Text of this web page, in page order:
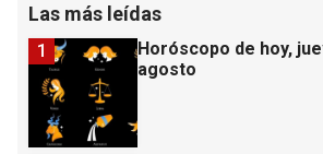
Las más leídas
Horóscopo de hoy,
agosto
1